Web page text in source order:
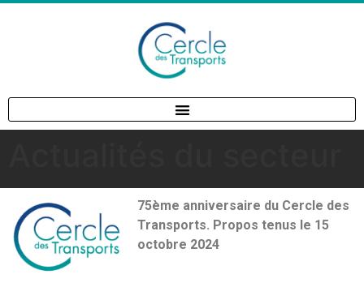
75ème anniversaire du Cercle des
Transports. Propos tenus le 15
octobre 2024